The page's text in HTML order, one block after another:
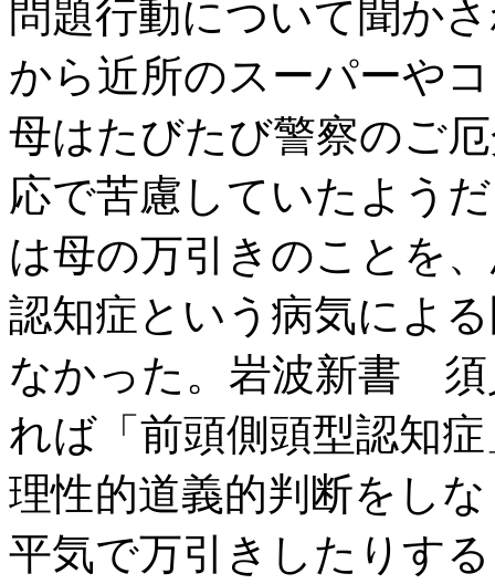
問題行動について聞か
から近所のスーパーや
母はたびたび警察のご
応で苦慮していたよう
は母の万引きのことを
認知症という病気によ
なかった。岩波新書 須
れば「前頭側頭型認知
理性的道義的判断をし
平気で万引きしたりす